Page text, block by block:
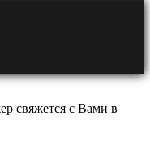
свяжется с Вами в